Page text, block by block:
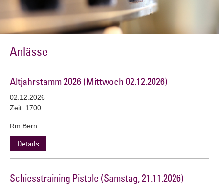
Anlässe
Altjahrstamm 2026 (Mittwoch 02.12.2026)
02.12.2026
Zeit: 1700
Rm Bern
Details
Schiesstraining Pistole (Samstag, 21.11.2026)